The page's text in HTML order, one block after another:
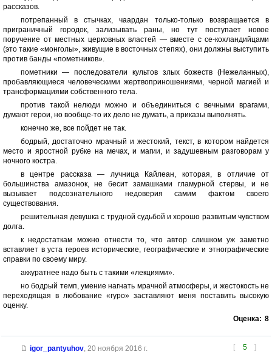
рассказов.
потрепанный в стычках, чаардан только-только возвращается в
приграничный городок, зализывать раны, но тут поступает новое
поручение от местных церковных властей — вместе с се-кохландийцами
(это такие «монголы», живущие в восточных степях), они должны выступить
против банды «пометников».
пометники — последователи культов злых божеств (Нежеланных),
пробавляющиеся человеческими жертвоприношениями, черной магией и
трансформациями собственного тела.
против такой нелюди можно и объединиться с вечными врагами,
думают герои, но вообще-то их дело не думать, а приказы выполнять.
конечно же, все пойдет не так.
бодрый, достаточно мрачный и жестокий, текст, в котором найдется
место и яростной рубке на мечах, и магии, и задушевным разговорам у
ночного костра.
в центре рассказа — лучница Кайлеан, которая, в отличие от
большинства амазонок, не бесит замашками гламурной стервы, и не
вызывает подсознательного недоверия самим фактом своего
существования.
решительная девушка с трудной судьбой и хорошо развитым чувством
долга.
к недостаткам можно отнести то, что автор слишком уж заметно
вставляет в уста героев исторические, географические и этнографические
справки по своему миру.
аккуратнее надо быть с такими «лекциями».
но бодрый темп, умение нагнать мрачной атмосферы, и жестокость не
переходящая в любование «гуро» заставляют меня поставить высокую
оценку.
Оценка: 8
[ 5 ]
igor_pantyuhov, 20 ноября 2016 г.